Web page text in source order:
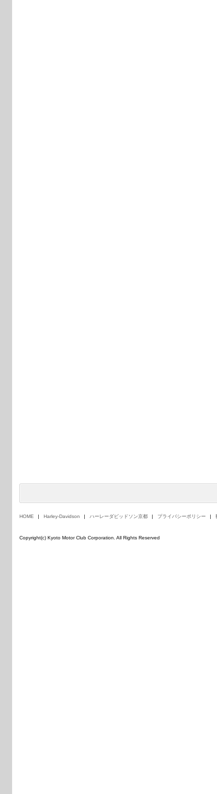
HOME Harley-Davidson ハーレーダビッドソン京都 プライバシーポリシー
Copyright(c) Kyoto Motor Club Corporation. All Rights Reserved